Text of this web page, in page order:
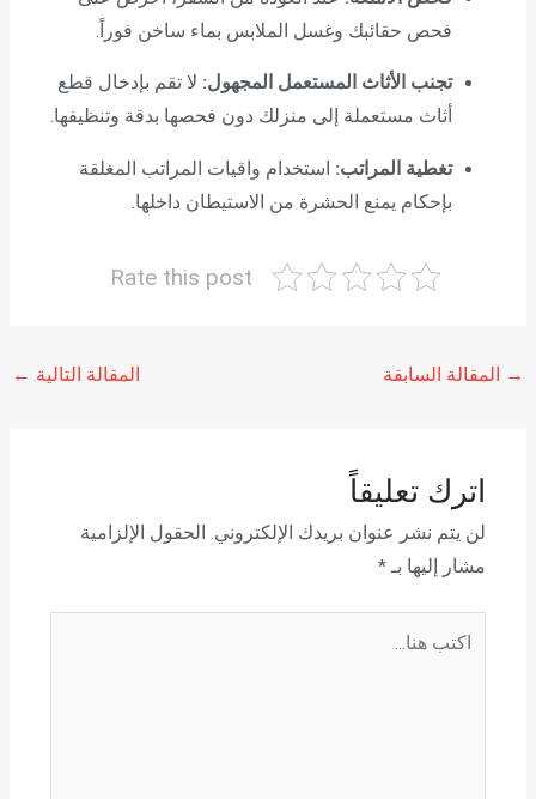
فحص حقائبك وغسل الملابس بماء ساخن فوراً.
تجنب الأثاث المستعمل المجهول: لا تقم بإدخال قطع
أثاث مستعملة إلى منزلك دون فحصها بدقة وتنظيفها.
تغطية المراتب: استخدام واقيات المراتب المغلقة
بإحكام يمنع الحشرة من الاستيطان داخلها.
Rate this post
→ المقالة السابقة المقالة التالية ←
اترك تعليقاً
لن يتم نشر عنوان بريدك الإلكتروني. الحقول الإلزامية
مشار إليها بـ*